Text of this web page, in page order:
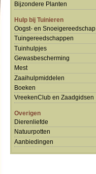
Bijzondere Planten
Hulp bij Tuinieren
Oogst- en Snoeigereedschap
Tuingereedschappen
Tuinhulpjes
Gewasbescherming
Mest
Zaaihulpmiddelen
Boeken
VreekenClub en Zaadgidsen
Overigen
Dierenliefde
Natuurpotten
Aanbiedingen